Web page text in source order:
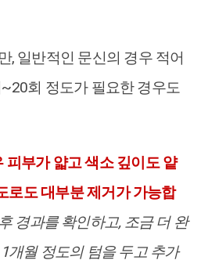
, 일반적인 문신의 경우 적어
회 정도가 필요한 경우도
피부가 얇고 색소 깊이도 얕
로도 대부분 제거가 가능합
경과를 확인하고, 조금 더 완
개월 정도의 텀을 두고 추가